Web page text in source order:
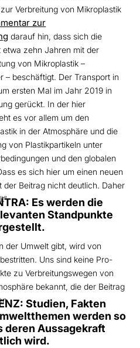
Verbreitung von Mikroplastik
zur
darauf hin, dass sich die
zehn Jahren mit der
von Mikroplastik –
– beschäftigt. Der Transport in
ersten Mal im Jahr 2019 in
gerückt. In der hier
es vor allem um den
in der Atmosphäre und die
von Plastikpartikeln unter
und den globalen
es sich hier um einen neuen
der Beitrag nicht deutlich. Daher
Es werden die
Standpunkte
der Umwelt gibt, wird von
Uns sind keine Pro-
zu Verbreitungswegen von
bekannt, die der Beitrag
Studien, Fakten
werden so
deren Aussagekraft
wird.